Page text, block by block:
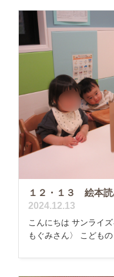
１２・１３ 絵本読
2024.12.13
こんにちは サンライ
もぐみさん〉 こども